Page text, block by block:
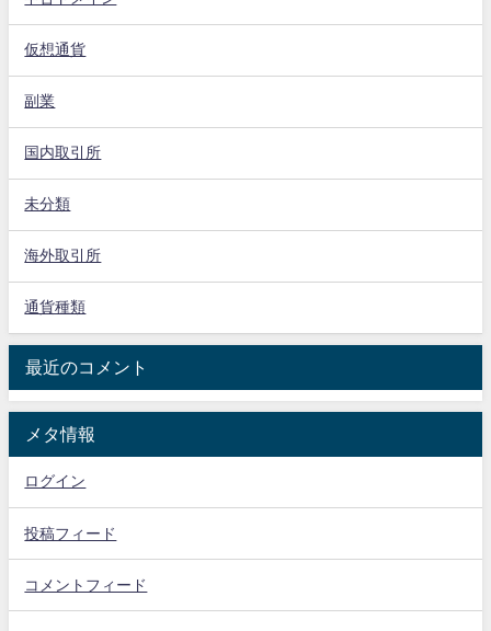
仮想通貨
副業
国内取引所
未分類
海外取引所
通貨種類
最近のコメント
メタ情報
ログイン
投稿フィード
コメントフィード